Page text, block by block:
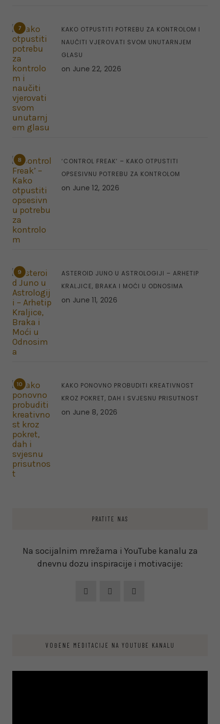
7
KAKO OTPUSTITI POTREBU ZA KONTROLOM I
NAUČITI VJEROVATI SVOM UNUTARNJEM
GLASU
on June 22, 2026
8
‘CONTROL FREAK’ – KAKO OTPUSTITI
OPSESIVNU POTREBU ZA KONTROLOM
on June 12, 2026
9
ASTEROID JUNO U ASTROLOGIJI – ARHETIP
KRALJICE, BRAKA I MOĆI U ODNOSIMA
on June 11, 2026
10
KAKO PONOVNO PROBUDITI KREATIVNOST
KROZ POKRET, DAH I SVJESNU PRISUTNOST
on June 8, 2026
PRATITE NAS
Na socijalnim mrežama i YouTube kanalu za
dnevnu dozu inspiracije i motivacije:
VOĐENE MEDITACIJE NA YOUTUBE KANALU